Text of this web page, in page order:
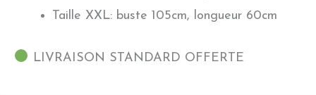
Taille XXL: buste 105cm, longueur 60cm
LIVRAISON STANDARD OFFERTE